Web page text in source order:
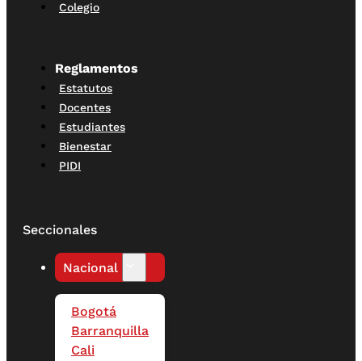
Colegio
Reglamentos
Estatutos
Docentes
Estudiantes
Bienestar
PIDI
Seccionales
Nacional
Bogotá
Barranquilla
Cali